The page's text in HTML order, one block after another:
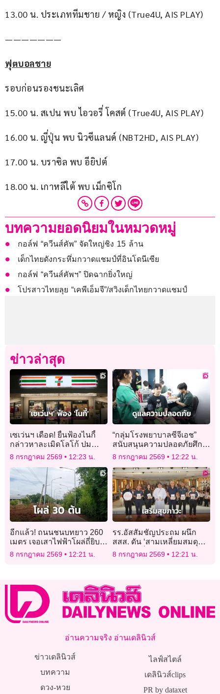
13.00 น. ประเภททีมชาย / หญิง (True4U, AIS PLAY)
———————
ฟุตบอลชาย
รอบก่อนรองชนะเลิศ
15.00 น. สเปน พบ ไอวอรี่ โคสต์ (True4U, AIS PLAY)
16.00 น. ญี่ปุ่น พบ นิวซีแลนด์ (NBT2HD, AIS PLAY)
17.00 น. บราซิล พบ อียิปต์
18.00 น. เกาหลีใต้ พบ เม็กซิโก
บทความยอดนิยมในหมวดหมู่
กอล์ฟ “ควีนส์คัพ” จัดใหญ่ชิง 15 ล้าน
เด็กไทยดังกระหึ่มกวาดแชมป์ที่อินโดนีเซีย
กอล์ฟ “ควีนส์คัพฯ” ปิดฉากยิ่งใหญ่
โปรสาวไทยลุย “เคพีเอ็มจี”/สวิงเด็กไทยกวาดแชมป์
ข่าวล่าสุด
เซเว่นฯ เดือด! ยื่นฟ้องไนกี้
กล่าวหาละเมิดโลโก้ ปม
ดีไซน์แถบ 3 สีบนรองเท้ารุ่น
8 กรกฎาคม 2569 12:23 น.
“กลุ่มโรงพยาบาลซีจีเอช”
สนับสนุนความปลอดภัยศึก
Boxer Boy รอบชิงแชมป์ จัด
ทีมแพทย์-พยาบาลดูแลตลอด
การแข่ง
8 กรกฎาคม 2569 12:22 น.
อีกแล้ว! ถนนชนบทยาว 260
เมตร เจอเสาไฟฟ้าโผล่ถี่ยิบ
30 ต้น
8 กรกฎาคม 2569 12:21 น.
รร.อัสสัมชัญประถม ผนึก
สสส. ดัน ‘สามเหลี่ยมสมดุล’
ส่งเสริมเด็กเติบโตสมวัย
8 กรกฎาคม 2569 12:21 น.
อ่านความจริง อ่านเดลินิวส์
ข่าวเดลินิวส์
บทความ
ดวง-หวย
ไลฟ์สไตล์
เดลินิวส์clips
PR by dataxet